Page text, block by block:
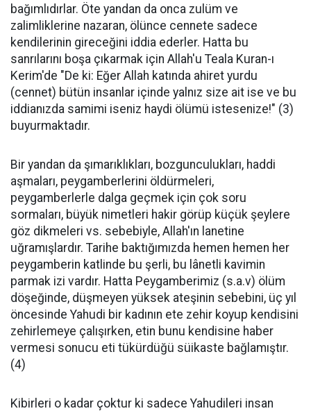
bağımlıdırlar. Öte yandan da onca zulüm ve
zalimliklerine nazaran, ölünce cennete sadece
kendilerinin gireceğini iddia ederler. Hatta bu
sanrılarını boşa çıkarmak için Allah'u Teala Kuran-ı
Kerim'de "De ki: Eğer Allah katında ahiret yurdu
(cennet) bütün insanlar içinde yalnız size ait ise ve bu
iddianızda samimi iseniz haydi ölümü istesenize!" (3)
buyurmaktadır.
Bir yandan da şımarıklıkları, bozgunculukları, haddi
aşmaları, peygamberlerini öldürmeleri,
peygamberlerle dalga geçmek için çok soru
sormaları, büyük nimetleri hakir görüp küçük şeylere
göz dikmeleri vs. sebebiyle, Allah'ın lanetine
uğramışlardır. Tarihe baktığımızda hemen hemen her
peygamberin katlinde bu şerli, bu lânetli kavimin
parmak izi vardır. Hatta Peygamberimiz (s.a.v) ölüm
döşeğinde, düşmeyen yüksek ateşinin sebebini, üç yıl
öncesinde Yahudi bir kadının ete zehir koyup kendisini
zehirlemeye çalışırken, etin bunu kendisine haber
vermesi sonucu eti tükürdüğü süikaste bağlamıştır.
(4)
Kibirleri o kadar çoktur ki sadece Yahudileri insan